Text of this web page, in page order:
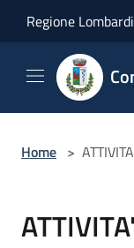
Regione
Home >